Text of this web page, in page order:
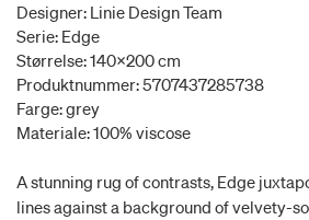
Designer: Linie Design Team
Serie: Edge
Størrelse: 140x200 cm
Produktnummer: 5707437285738
Farge: grey
Materiale: 100% viscose
A stunning rug of contrasts, Edge
lines against a background of velvety-